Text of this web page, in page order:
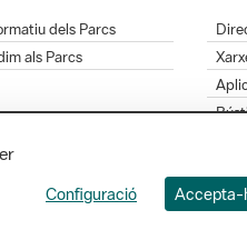
dels Parcs
als Parcs
Badajoz, 49. 08005 Barcelona.
Configuració Accepta-